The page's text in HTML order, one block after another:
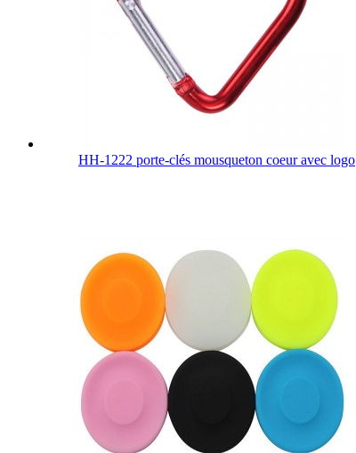
HH-1222 porte-clés mousqueton coeur avec logo